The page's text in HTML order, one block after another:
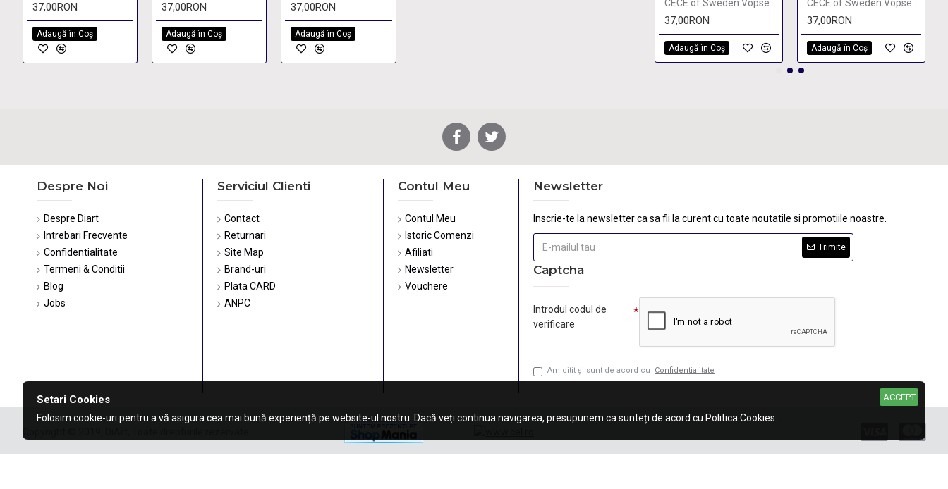
37,00RON
Adaugă în Coş
37,00RON
Adaugă în Coş
37,00RON
Adaugă în Coş
37,00RON
Adaugă în Coş
37,00RON
Adaugă în Coş
Despre Noi
Despre Diart
Intrebari Frecvente
Confidentialitate
Termeni & Conditii
Blog
Jobs
Serviciul Clienti
Contact
Returnari
Site Map
Brand-uri
Plata CARD
ANPC
Contul Meu
Contul Meu
Istoric Comenzi
Afiliati
Newsletter
Vouchere
Newsletter
Inscrie-te la newsletter ca sa fii la curent cu toate noutatile si promotiile noastre.
Trimite
Captcha
Introdul codul de
verificare
Am citit şi sunt de acord cu Confidentialitate
ACCEPT
Setari Cookies
Folosim cookie-uri pentru a vă asigura cea mai bună experiență pe website-ul nostru. Dacă veți continua navigarea, presupunem ca sunteți de acord cu Politica Cookies.